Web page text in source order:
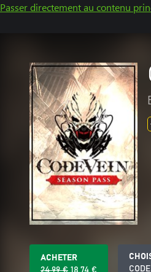
Passer directement au contenu
ACHETER
24,99 € 18,74 €